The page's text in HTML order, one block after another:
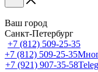
Ваш город
Санкт-Петербург
+7 (812) 509-25-35
+7 (812) 509-25-35
+7 (921) 907-35-58